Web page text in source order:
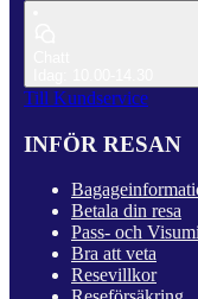
Till Kundservice
INFÖR RESAN
Betala din resa
Pass- och
Bra att veta
Resevillkor